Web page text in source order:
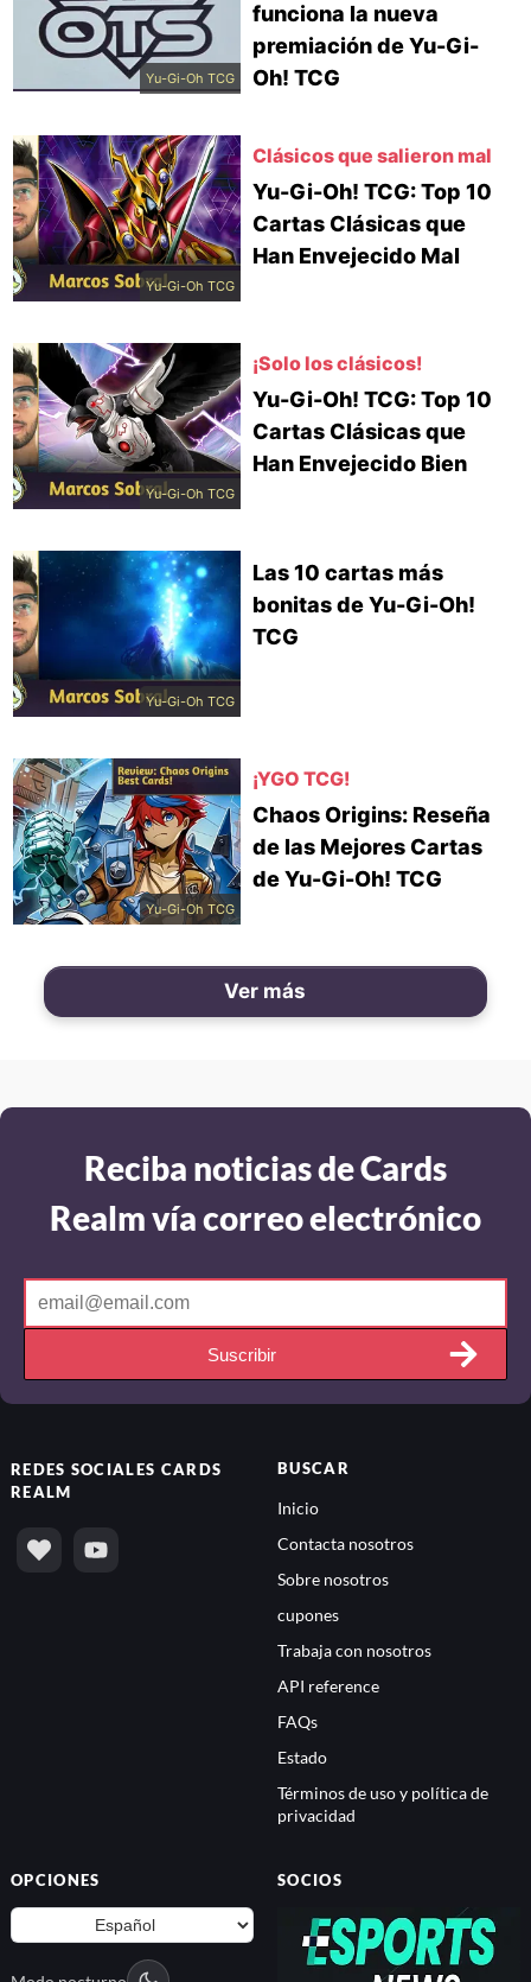
Yu-Gi-Oh TCG
funciona la nueva
premiación de Yu-Gi-
Oh! TCG
Yu-Gi-Oh TCG
Clásicos que salieron mal
Yu-Gi-Oh! TCG: Top 10
Cartas Clásicas que
Han Envejecido Mal
Yu-Gi-Oh TCG
¡Solo los clásicos!
Yu-Gi-Oh! TCG: Top 10
Cartas Clásicas que
Han Envejecido Bien
Yu-Gi-Oh TCG
Las 10 cartas más
bonitas de Yu-Gi-Oh!
TCG
Yu-Gi-Oh TCG
¡YGO TCG!
Chaos Origins: Reseña
de las Mejores Cartas
de Yu-Gi-Oh! TCG
Ver más
Reciba noticias de Cards
Realm vía correo electrónico
Suscribir
REDES SOCIALES CARDS
REALM
BUSCAR
Inicio
Contacta nosotros
Sobre nosotros
cupones
Trabaja con nosotros
API reference
FAQs
Estado
Términos de uso y política de
privacidad
OPCIONES SOCIOS